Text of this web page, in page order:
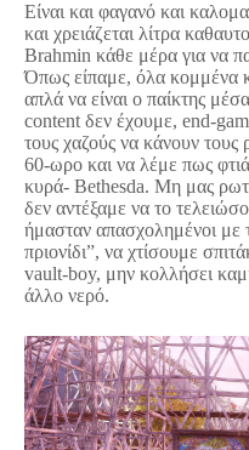
Είναι και φαγανό και
και χρειάζεται λίτρα
Brahmin κάθε μέρα για να
Όπως είπαμε, όλα κομμένα
απλά να είναι ο παίκτης
content δεν έχουμε, end-
τους χαζούς να κάνουν τους
60-ωρο και να λέμε πως
κυρά- Bethesda. Μη μας
δεν αντέξαμε να το
ήμασταν απασχολημένοι με
πριονίδι”, να χτίσουμε
vault-boy, μην κολλήσει
άλλο νερό.